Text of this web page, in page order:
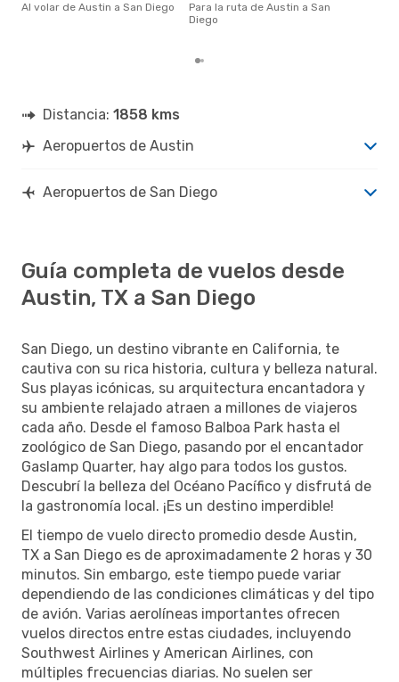
Al volar de Austin a San Diego
Para la ruta de Austin a San
Diego
Distancia: 1858 kms
Aeropuertos de Austin
Aeropuertos de San Diego
Guía completa de vuelos desde
Austin, TX a San Diego
San Diego, un destino vibrante en California, te
cautiva con su rica historia, cultura y belleza natural.
Sus playas icónicas, su arquitectura encantadora y
su ambiente relajado atraen a millones de viajeros
cada año. Desde el famoso Balboa Park hasta el
zoológico de San Diego, pasando por el encantador
Gaslamp Quarter, hay algo para todos los gustos.
Descubrí la belleza del Océano Pacífico y disfrutá de
la gastronomía local. ¡Es un destino imperdible!
El tiempo de vuelo directo promedio desde Austin,
TX a San Diego es de aproximadamente 2 horas y 30
minutos. Sin embargo, este tiempo puede variar
dependiendo de las condiciones climáticas y del tipo
de avión. Varias aerolíneas importantes ofrecen
vuelos directos entre estas ciudades, incluyendo
Southwest Airlines y American Airlines, con
múltiples frecuencias diarias. No suelen ser